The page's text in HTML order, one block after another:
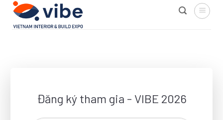
Skip
content
Đăng ký tham gia - VIBE 2026